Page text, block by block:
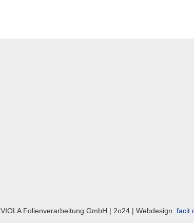
VIOLA Folienverarbeitung GmbH | 2o24 | Webdesign: facit